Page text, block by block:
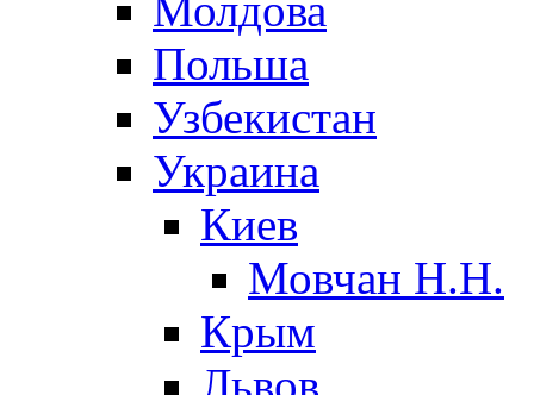
Польша
Узбекистан
Украина
Киев
Мовчан Н.Н.
Крым
Львов